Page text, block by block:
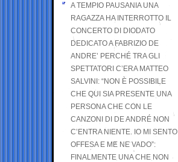
A TEMPIO PAUSANIA UNA
RAGAZZA HA INTERROTTO IL
CONCERTO DI DIODATO
DEDICATO A FABRIZIO DE
ANDRE’ PERCHÉ TRA GLI
SPETTATORI C’ERA MATTEO
SALVINI: “NON È POSSIBILE
CHE QUI SIA PRESENTE UNA
PERSONA CHE CON LE
CANZONI DI DE ANDRÉ NON
C’ENTRA NIENTE. IO MI SENTO
OFFESA E ME NE VADO”:
FINALMENTE UNA CHE NON